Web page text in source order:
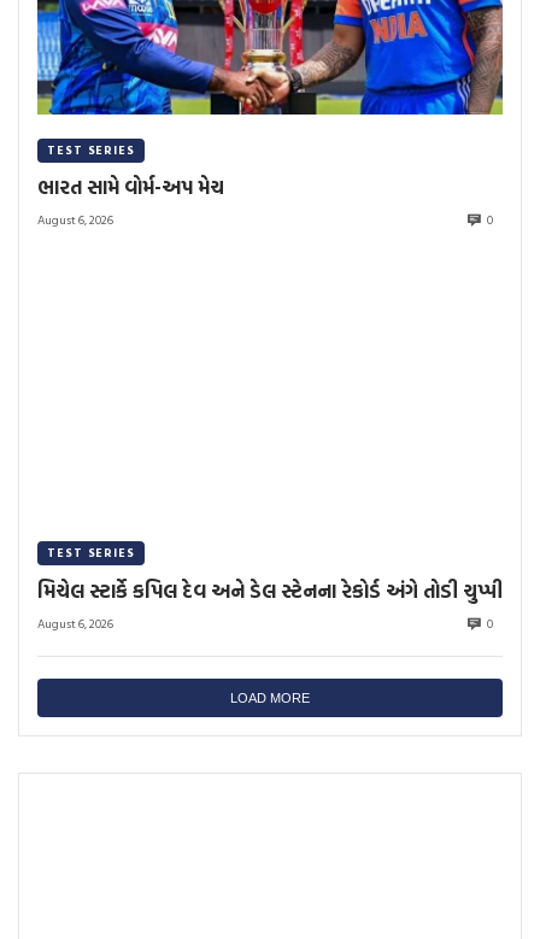
TEST SERIES
ભારત સામે વોર્મ-અપ મેચ
August 6, 2026 0
TEST SERIES
મિચેલ સ્ટાર્કે કપિલ દેવ અને ડેલ સ્ટેનના રેકોર્ડ અંગે તોડી ચુપ્પી
August 6, 2026 0
LOAD MORE